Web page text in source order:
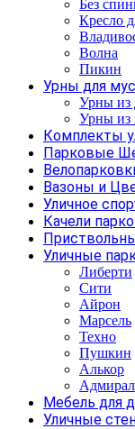
Без
Кресло
Волна
Пикин
Урны для
Урны из
Урны из
Комплекты
Парковые
Вазоны и
Уличное
Качели
Уличные
Либерти
Сити
Айрон
Марсель
Техно
Пушкин
Алькор
Адмирал
Мебель для
Уличные